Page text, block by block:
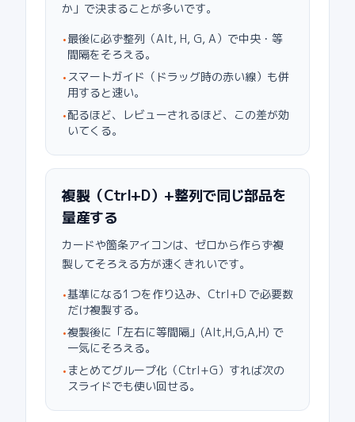
か」で決まることが多いです。
•最後に必ず整列（Alt, H, G, A）で中央・等
間隔をそろえる。
• スマートガイド（ドラッグ時の赤い線）も併
用すると速い。
•配るほど、レビューされるほど、この差が効
いてくる。
複製（Ctrl+D）+整列で同じ部品を
量産する
カードや箇条アイコンは、ゼロから作らず複
製してそろえる方が速くきれいです。
•基準になる1つを作り込み、Ctrl+D で必要数
だけ複製する。
•複製後に「左右に等間隔」(Alt,H,G,A,H) で
一気にそろえる。
• まとめてグループ化（Ctrl+G）すれば次の
スライドでも使い回せる。